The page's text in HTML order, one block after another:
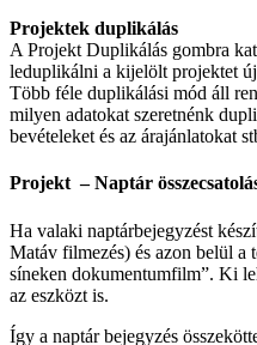
Projektek duplikálás
A Projekt Duplikálás gombra
leduplikálni a kijelölt projektet
Több féle duplikálási mód áll
milyen adatokat szeretnénk
bevételeket és az árajánlatokat
Projekt – Naptár
Ha valaki naptárbejegyzést
Matáv filmezés) és azon belül a
síneken dokumentumfilm”. Ki
az eszközt is.
Így a naptár bejegyzés